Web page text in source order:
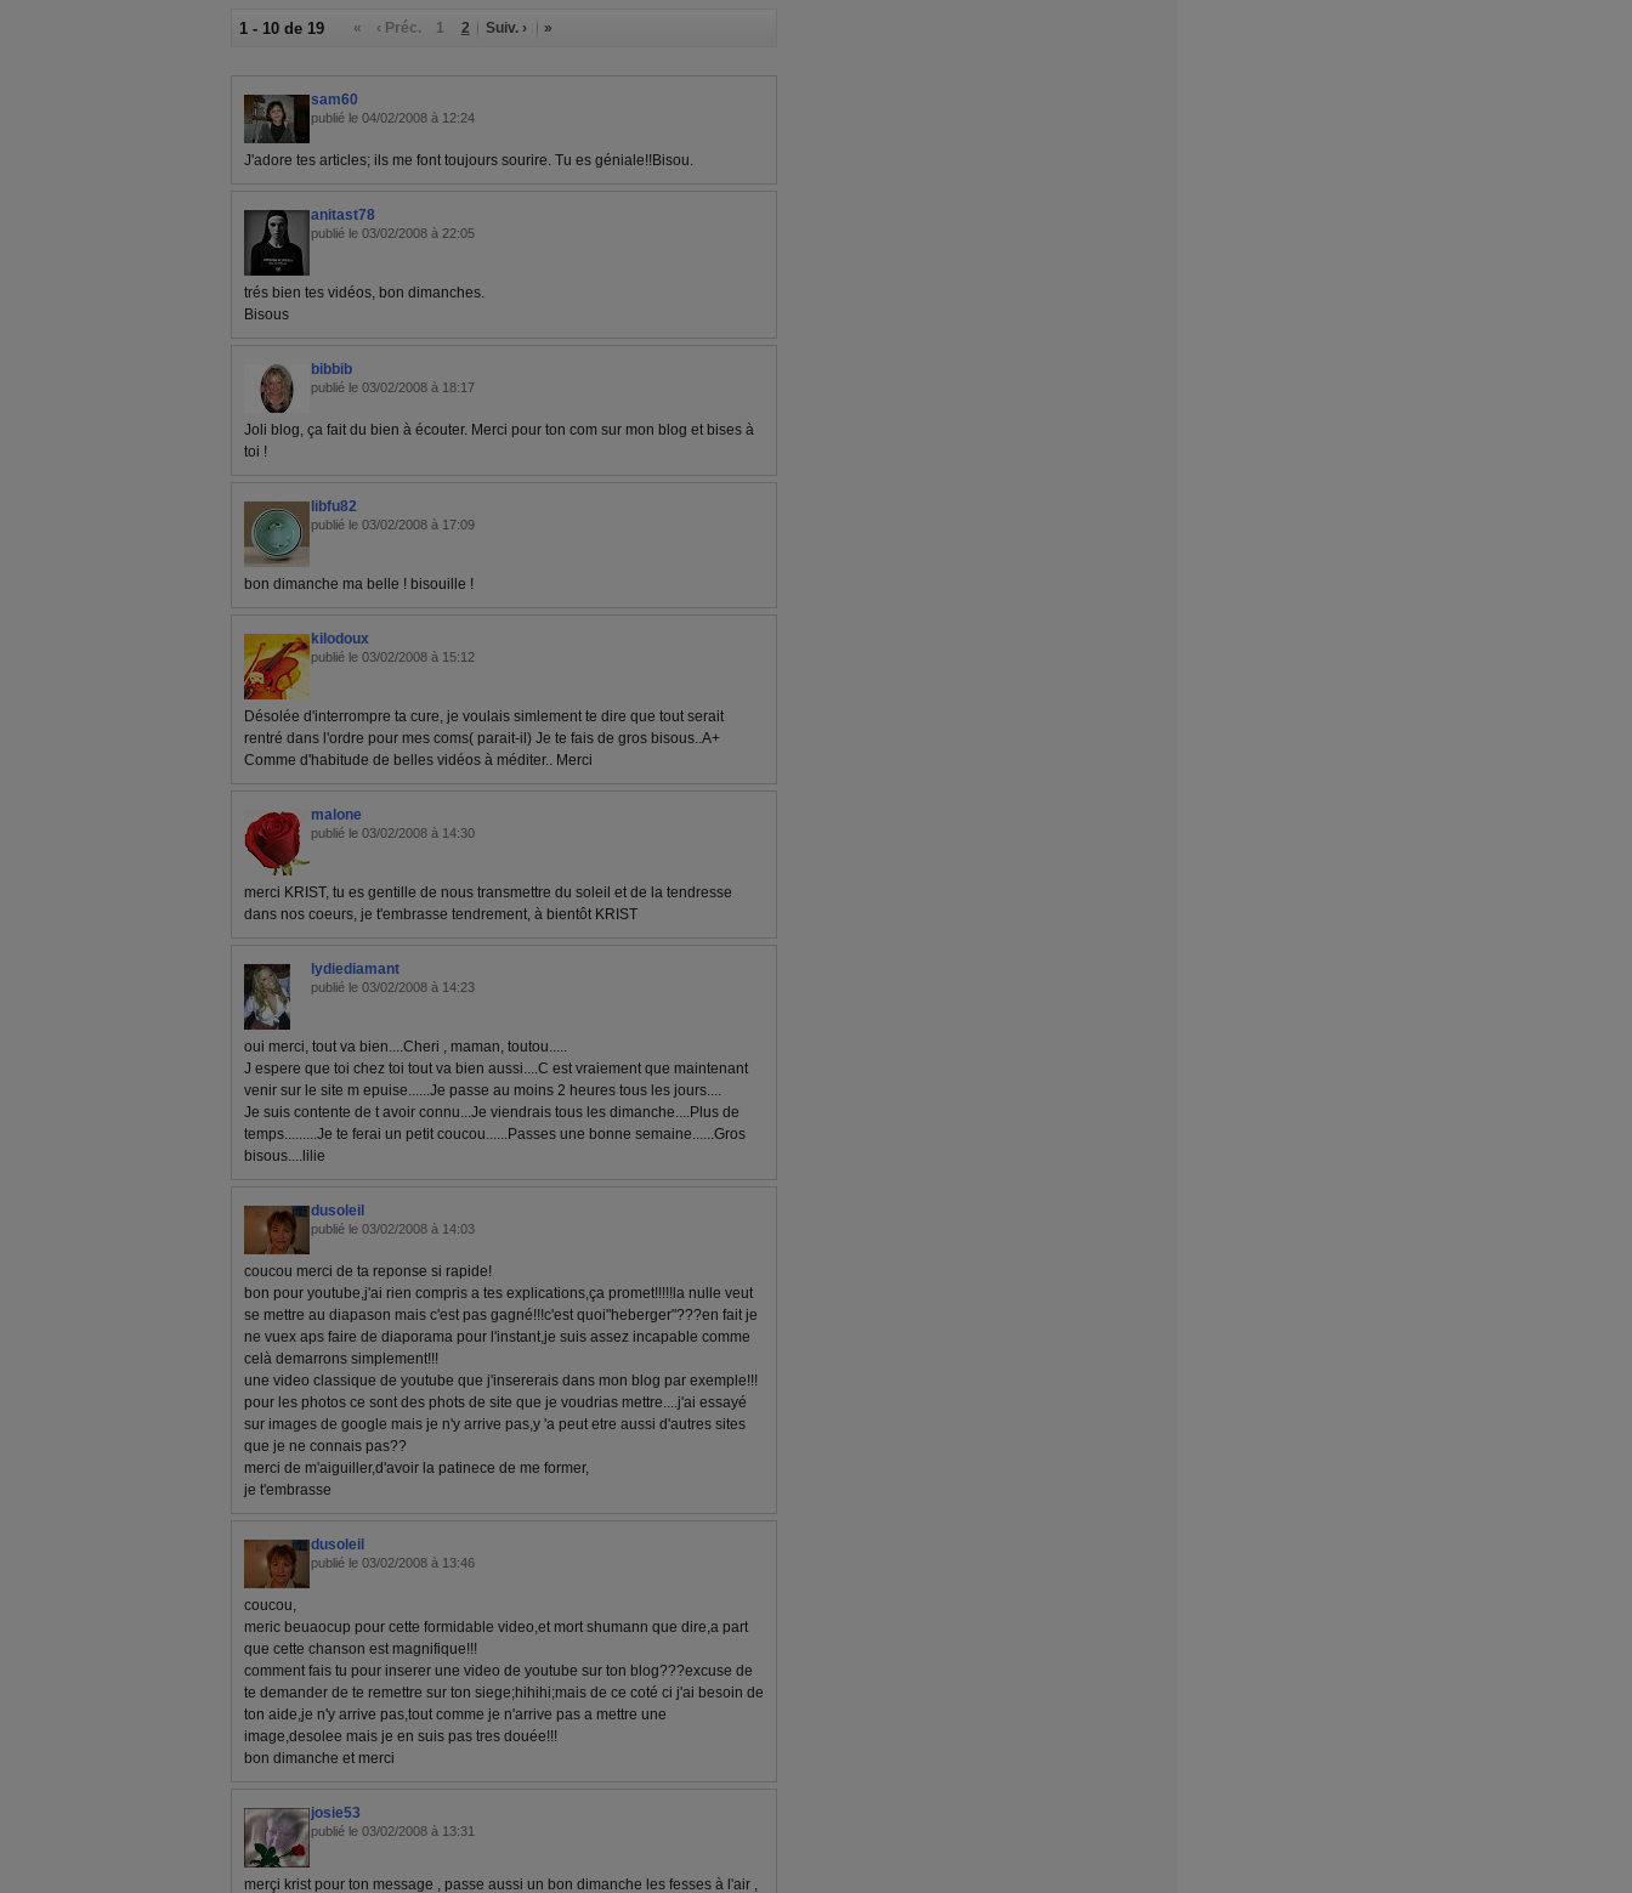
1 - 10 de 19 « ‹ Préc. 1 2 Suiv. › »
sam60
publié le 04/02/2008 à 12:24
J'adore tes articles; ils me font toujours sourire. Tu es géniale!!Bisou.
anitast78
publié le 03/02/2008 à 22:05
trés bien tes vidéos, bon dimanches.
Bisous
bibbib
publié le 03/02/2008 à 18:17
Joli blog, ça fait du bien à écouter. Merci pour ton com sur mon blog et bises à
toi !
libfu82
publié le 03/02/2008 à 17:09
bon dimanche ma belle ! bisouille !
kilodoux
publié le 03/02/2008 à 15:12
Désolée d'interrompre ta cure, je voulais simlement te dire que tout serait
rentré dans l'ordre pour mes coms( parait-il) Je te fais de gros bisous..A+
Comme d'habitude de belles vidéos à méditer.. Merci
malone
publié le 03/02/2008 à 14:30
merci KRIST, tu es gentille de nous transmettre du soleil et de la tendresse
dans nos coeurs, je t'embrasse tendrement, à bientôt KRIST
lydiediamant
publié le 03/02/2008 à 14:23
oui merci, tout va bien....Cheri , maman, toutou.....
J espere que toi chez toi tout va bien aussi....C est vraiement que maintenant
venir sur le site m epuise......Je passe au moins 2 heures tous les jours....
Je suis contente de t avoir connu...Je viendrais tous les dimanche....Plus de
temps.........Je te ferai un petit coucou......Passes une bonne semaine......Gros
bisous....lilie
dusoleil
publié le 03/02/2008 à 14:03
coucou merci de ta reponse si rapide!
bon pour youtube,j'ai rien compris a tes explications,ça promet!!!!!la nulle veut
se mettre au diapason mais c'est pas gagné!!!c'est quoi"heberger"???en fait je
ne vuex aps faire de diaporama pour l'instant,je suis assez incapable comme
celà demarrons simplement!!!
une video classique de youtube que j'insererais dans mon blog par exemple!!!
pour les photos ce sont des phots de site que je voudrias mettre....j'ai essayé
sur images de google mais je n'y arrive pas,y 'a peut etre aussi d'autres sites
que je ne connais pas??
merci de m'aiguiller,d'avoir la patinece de me former,
je t'embrasse
dusoleil
publié le 03/02/2008 à 13:46
coucou,
meric beuaocup pour cette formidable video,et mort shumann que dire,a part
que cette chanson est magnifique!!!
comment fais tu pour inserer une video de youtube sur ton blog???excuse de
te demander de te remettre sur ton siege;hihihi;mais de ce coté ci j'ai besoin de
ton aide,je n'y arrive pas,tout comme je n'arrive pas a mettre une
image,desolee mais je en suis pas tres douée!!!
bon dimanche et merci
josie53
publié le 03/02/2008 à 13:31
merçi krist pour ton message , passe aussi un bon dimanche les fesses à l'air ,